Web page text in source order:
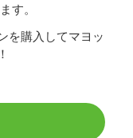
す。
を購入してマヨッ